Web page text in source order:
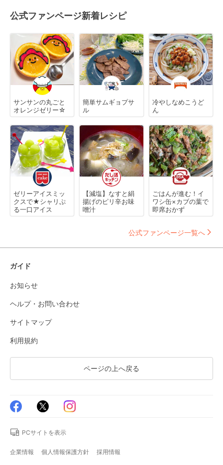
公式ファンページ新着レシピ
サンサンの丸ごと
オレンジゼリー☆
簡単サムギョプサ
ル
冷やしなめこうど
ん
ゼリーアイスミッ
クスで★シャリぷ
る一口アイス
【減塩】なすと絹
揚げのピリ辛お味
噌汁
ごはんが進む！イ
ワシ缶×カブの葉で
即席おかず
公式ファンページ一覧へ
ガイド
お知らせ
ヘルプ・お問い合わせ
サイトマップ
利用規約
ページの上へ戻る
PCサイトを表示
企業情報 個人情報保護方針 採用情報